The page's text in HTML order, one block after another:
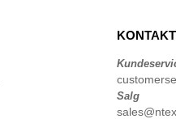
Salg